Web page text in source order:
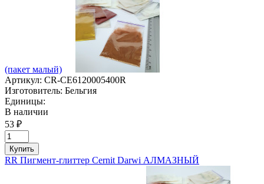
(пакет малый)
Артикул: CR-CE6120005400R
Изготовитель: Бельгия
Единицы:
В наличии
53 ₽
Купить
RR Пигмент-глиттер Cernit Darwi АЛМАЗНЫЙ